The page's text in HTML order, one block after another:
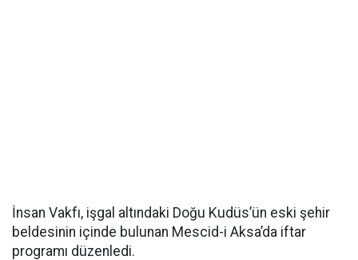
İnsan Vakfı, işgal altındaki Doğu Kudüs’ün eski şehir
beldesinin içinde bulunan Mescid-i Aksa’da iftar
programı düzenledi.